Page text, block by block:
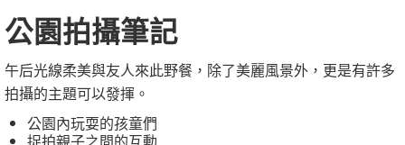
公園拍攝筆記
午后光線柔美與友人來此野餐，除了美麗風景外，更是有許多
拍攝的主題可以發揮。
公園內玩耍的孩童們